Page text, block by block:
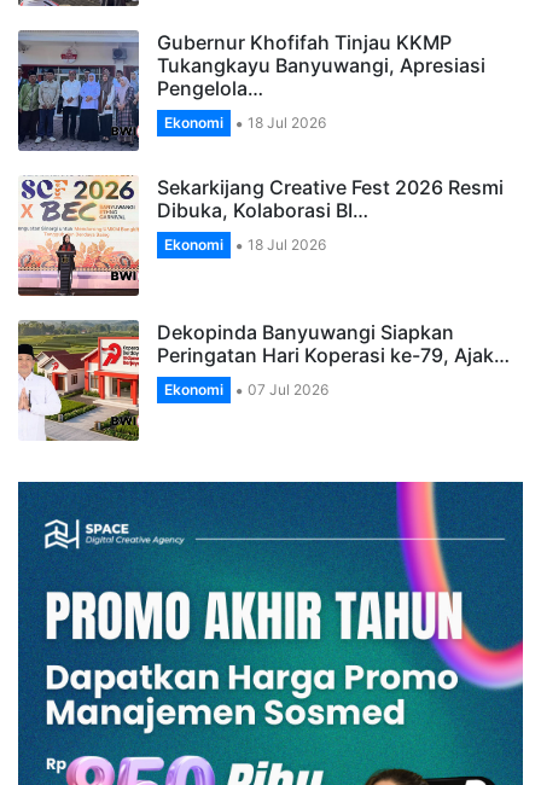
Gubernur Khofifah Tinjau KKMP
Tukangkayu Banyuwangi, Apresiasi
Pengelola…
Ekonomi 18 Jul 2026
Sekarkijang Creative Fest 2026 Resmi
Dibuka, Kolaborasi BI…
Ekonomi 18 Jul 2026
Dekopinda Banyuwangi Siapkan
Peringatan Hari Koperasi ke-79, Ajak…
Ekonomi 07 Jul 2026